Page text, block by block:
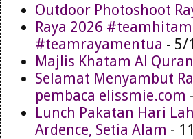
Outdoor Photoshoot
Raya 2026
#teamrayamentua - 5/
Majlis Khatam Al
Selamat Menyambut
pembaca elissmie.com
Lunch Pakatan Hari
Ardence, Setia Alam -